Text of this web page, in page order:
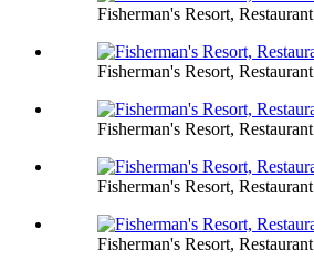
Fisherman's Resort, Restaurant
Fisherman's Resort, Restaurant
Fisherman's Resort, Restaurant
Fisherman's Resort, Restaurant
Fisherman's Resort, Restaurant